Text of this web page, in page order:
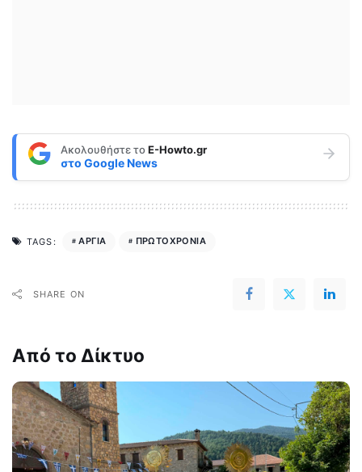
Ακολουθήστε τοE-Howto.gr
στο Google News
TAGS: ΑΡΓΙΑ ΠΡΩΤΟΧΡΟΝΙΑ
SHARE ON
Από το Δίκτυο